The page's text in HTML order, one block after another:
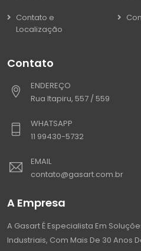
Contato e
Localização
Contato
ENDEREÇO
Rua Itapiru, 557 / 559
WHATSAPP
11 99430-5732
EMAIL
contato@gasart.com.br
A Empresa
A Gasart É Especialista Em
Industriais, Com Mais De 30 Anos